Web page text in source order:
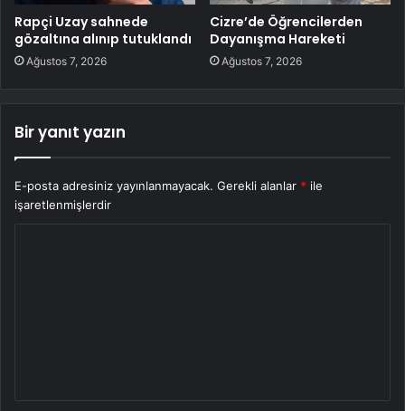
Rapçi Uzay sahnede
gözaltına alınıp tutuklandı
Ağustos 7, 2026
Cizre’de Öğrencilerden
Dayanışma Hareketi
Ağustos 7, 2026
Bir yanıt yazın
E-posta adresiniz yayınlanmayacak. Gerekli alanlar * ile
işaretlenmişlerdir